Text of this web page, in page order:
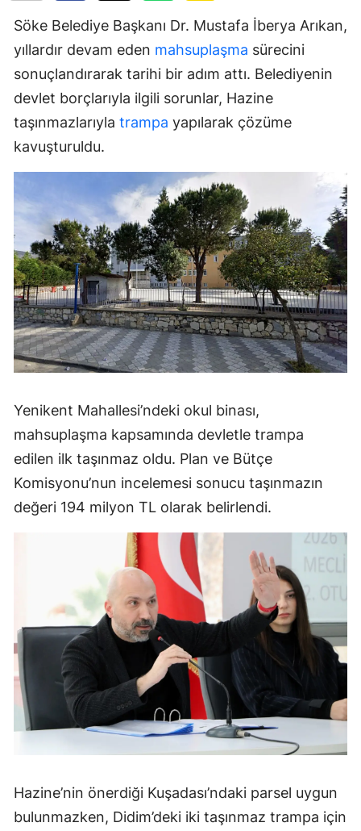
Söke Belediye Başkanı Dr. Mustafa İberya Arıkan,
yıllardır devam eden mahsuplaşma sürecini
sonuçlandırarak tarihi bir adım attı. Belediyenin
devlet borçlarıyla ilgili sorunlar, Hazine
taşınmazlarıyla trampa yapılarak çözüme
kavuşturuldu.
Yenikent Mahallesi’ndeki okul binası,
mahsuplaşma kapsamında devletle trampa
edilen ilk taşınmaz oldu. Plan ve Bütçe
Komisyonu’nun incelemesi sonucu taşınmazın
değeri 194 milyon TL olarak belirlendi.
Hazine’nin önerdiği Kuşadası’ndaki parsel uygun
bulunmazken, Didim’deki iki taşınmaz trampa için